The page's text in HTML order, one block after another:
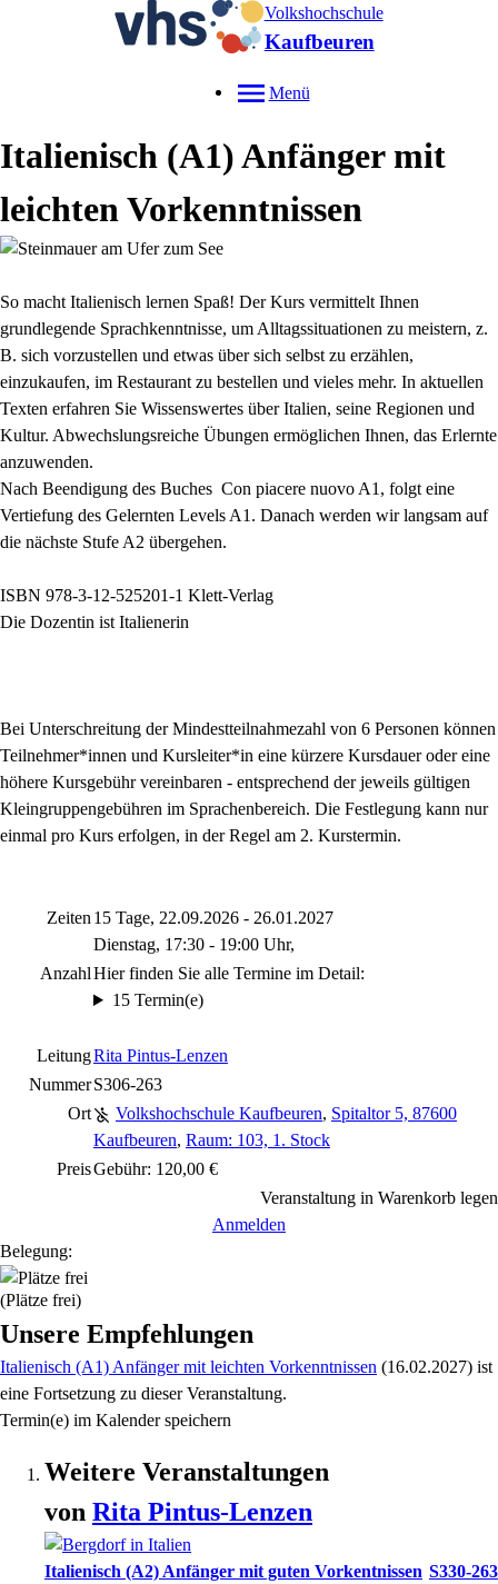
Volkshochschule
Kaufbeuren
Menü
Italienisch (A1) Anfänger mit
leichten Vorkenntnissen
So macht Italienisch lernen Spaß! Der Kurs vermittelt Ihnen
grundlegende Sprachkenntnisse, um Alltagssituationen zu meistern, z.
B. sich vorzustellen und etwas über sich selbst zu erzählen,
einzukaufen, im Restaurant zu bestellen und vieles mehr. In aktuellen
Texten erfahren Sie Wissenswertes über Italien, seine Regionen und
Kultur. Abwechslungsreiche Übungen ermöglichen Ihnen, das Erlernte
anzuwenden.
Nach Beendigung des Buches Con piacere nuovo A1, folgt eine
Vertiefung des Gelernten Levels A1. Danach werden wir langsam auf
die nächste Stufe A2 übergehen.
ISBN 978-3-12-525201-1 Klett-Verlag
Die Dozentin ist Italienerin
Bei Unterschreitung der Mindestteilnahmezahl von 6 Personen können
Teilnehmer*innen und Kursleiter*in eine kürzere Kursdauer oder eine
höhere Kursgebühr vereinbaren - entsprechend der jeweils gültigen
Kleingruppengebühren im Sprachenbereich. Die Festlegung kann nur
einmal pro Kurs erfolgen, in der Regel am 2. Kurstermin.
Zeiten 15 Tage, 22.09.2026 - 26.01.2027
Dienstag, 17:30 - 19:00 Uhr,
AnzahlHier finden Sie alle Termine im Detail:
15 Termin(e)
LeitungRita Pintus-Lenzen
NummerS306-263
Ort
Volkshochschule Kaufbeuren, Spitaltor 5, 87600
Kaufbeuren, Raum: 103, 1. Stock
PreisGebühr: 120,00 €
Veranstaltung in Warenkorb legen
Anmelden
Belegung:
(Plätze frei)
Unsere Empfehlungen
Italienisch (A1) Anfänger mit leichten Vorkenntnissen (16.02.2027) ist
eine Fortsetzung zu dieser Veranstaltung.
Termin(e) im Kalender speichern
Weitere Veranstaltungen
von Rita Pintus-Lenzen
Italienisch (A2) Anfänger mit guten Vorkentnissen S330-263